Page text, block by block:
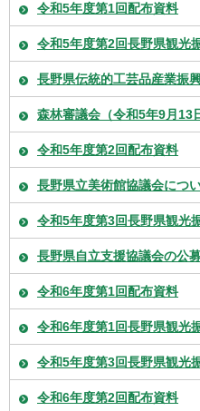
令和5年度第1回配布資料
令和5年度第2回長野県観光
長野県伝統的工芸品産業振
森林審議会（令和5年9月13
令和5年度第2回配布資料
長野県立美術館協議会につ
令和5年度第3回長野県観光
長野県自立支援協議会の公
令和6年度第1回配布資料
令和6年度第1回長野県観光
令和5年度第3回長野県観光
令和6年度第2回配布資料